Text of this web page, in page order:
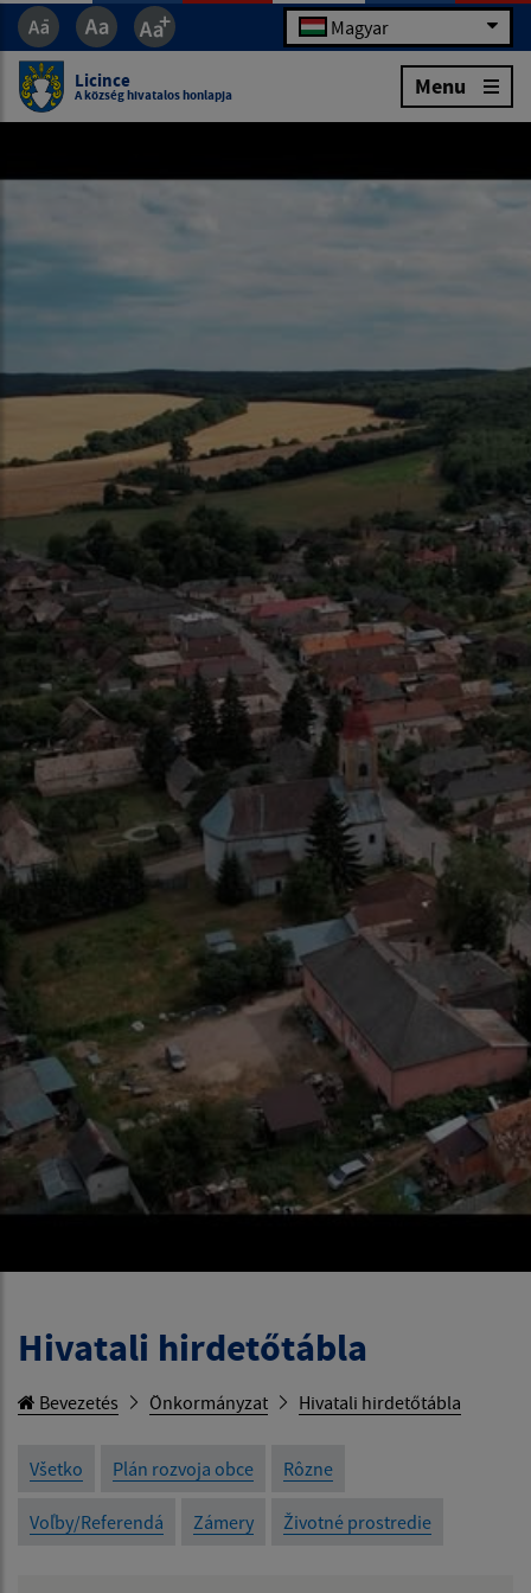
Magyar
Licince
A község hivatalos honlapja Menu
Hivatali hirdetőtábla
Bevezetés Önkormányzat Hivatali hirdetőtábla
Všetko Plán rozvoja obce Rôzne
Voľby/Referendá Zámery Životné prostredie